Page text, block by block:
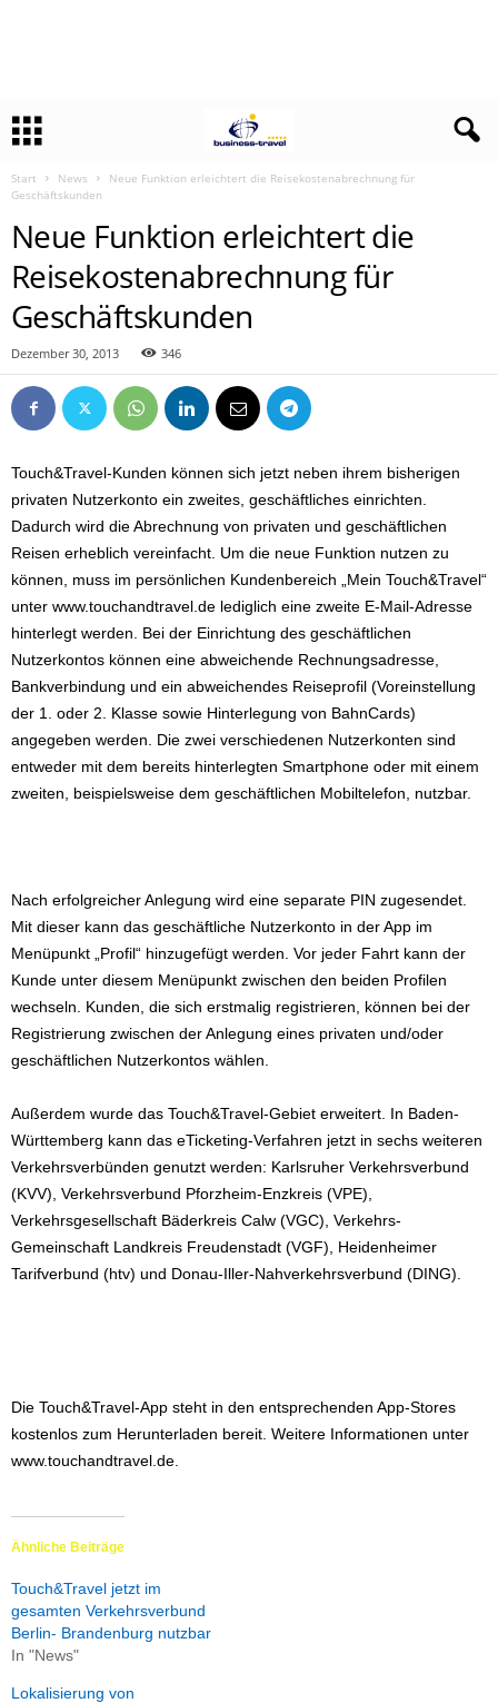
Start News
Neue Funktion erleichtert die Reisekostenabrechnung für
Geschäftskunden
Neue Funktion erleichtert die
Reisekostenabrechnung für
Geschäftskunden
Dezember 30, 2013 346
Touch&Travel-Kunden können sich jetzt neben ihrem bisherigen
privaten Nutzerkonto ein zweites, geschäftliches einrichten.
Dadurch wird die Abrechnung von privaten und geschäftlichen
Reisen erheblich vereinfacht. Um die neue Funktion nutzen zu
können, muss im persönlichen Kundenbereich „Mein Touch&Travel“
unter www.touchandtravel.de lediglich eine zweite E-Mail-Adresse
hinterlegt werden. Bei der Einrichtung des geschäftlichen
Nutzerkontos können eine abweichende Rechnungsadresse,
Bankverbindung und ein abweichendes Reiseprofil (Voreinstellung
der 1. oder 2. Klasse sowie Hinterlegung von BahnCards)
angegeben werden. Die zwei verschiedenen Nutzerkonten sind
entweder mit dem bereits hinterlegten Smartphone oder mit einem
zweiten, beispielsweise dem geschäftlichen Mobiltelefon, nutzbar.
Nach erfolgreicher Anlegung wird eine separate PIN zugesendet.
Mit dieser kann das geschäftliche Nutzerkonto in der App im
Menüpunkt „Profil“ hinzugefügt werden. Vor jeder Fahrt kann der
Kunde unter diesem Menüpunkt zwischen den beiden Profilen
wechseln. Kunden, die sich erstmalig registrieren, können bei der
Registrierung zwischen der Anlegung eines privaten und/oder
geschäftlichen Nutzerkontos wählen.
Außerdem wurde das Touch&Travel-Gebiet erweitert. In Baden-
Württemberg kann das eTicketing-Verfahren jetzt in sechs weiteren
Verkehrsverbünden genutzt werden: Karlsruher Verkehrsverbund
(KVV), Verkehrsverbund Pforzheim-Enzkreis (VPE),
Verkehrsgesellschaft Bäderkreis Calw (VGC), Verkehrs-
Gemeinschaft Landkreis Freudenstadt (VGF), Heidenheimer
Tarifverbund (htv) und Donau-Iller-Nahverkehrsverbund (DING).
Die Touch&Travel-App steht in den entsprechenden App-Stores
kostenlos zum Herunterladen bereit. Weitere Informationen unter
www.touchandtravel.de.
Ähnliche Beiträge
Touch&Travel jetzt im
gesamten Verkehrsverbund
Berlin- Brandenburg nutzbar
In "News"
Lokalisierung von